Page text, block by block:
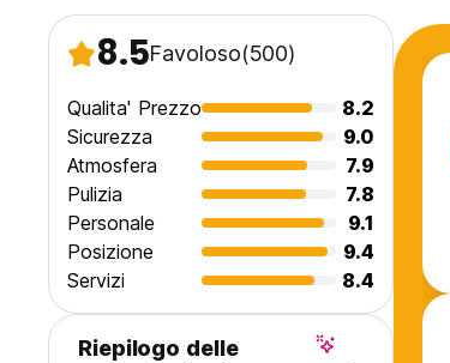
8.5Favoloso(500)
Qualita' Prezzo
8.2
Sicurezza
9.0
Atmosfera
7.9
Pulizia
7.8
Personale
9.1
Posizione
9.4
Servizi
8.4
Riepilogo delle